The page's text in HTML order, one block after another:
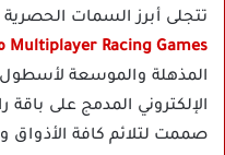
تتجلى أبرز السمات
Multiplayer Racing Games مهكرة برابط مباشر
المذهلة والموسعة لأسطول
الإلكتروني المدمج على باقة
صممت لتلائم كافة الأذواق